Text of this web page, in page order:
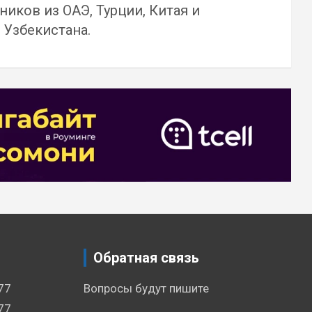
из ОАЭ, Турции, Китая и
Обратная связь
Вопросы будут пишите